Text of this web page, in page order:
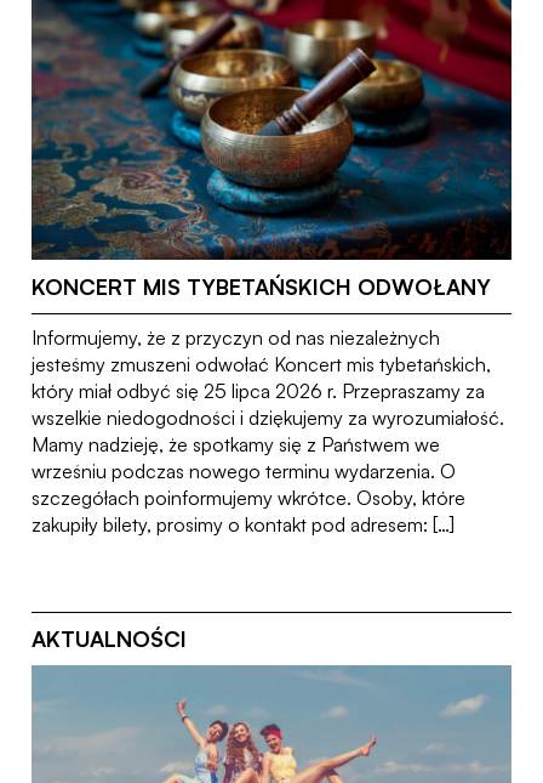
KONCERT MIS TYBETAŃSKICH ODWOŁANY
Informujemy, że z przyczyn od nas niezależnych
jesteśmy zmuszeni odwołać Koncert mis tybetańskich,
który miał odbyć się 25 lipca 2026 r. Przepraszamy za
wszelkie niedogodności i dziękujemy za wyrozumiałość.
Mamy nadzieję, że spotkamy się z Państwem we
wrześniu podczas nowego terminu wydarzenia. O
szczegółach poinformujemy wkrótce. Osoby, które
zakupiły bilety, prosimy o kontakt pod adresem: […]
AKTUALNOŚCI